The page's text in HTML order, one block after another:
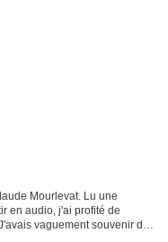
Mourlevat. Lu une
en audio, j'ai profité de
vaguement souvenir de